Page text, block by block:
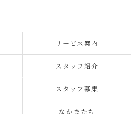
サービス案内
スタッフ紹介
スタッフ募集
なかまたち